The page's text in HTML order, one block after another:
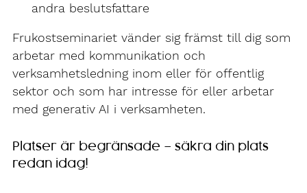
andra beslutsfattare
Frukostseminariet vänder sig främst till dig som
arbetar med kommunikation och
verksamhetsledning inom eller för offentlig
sektor och som har intresse för eller arbetar
med generativ AI i verksamheten.
Platser är begränsade – säkra din plats
redan idag!